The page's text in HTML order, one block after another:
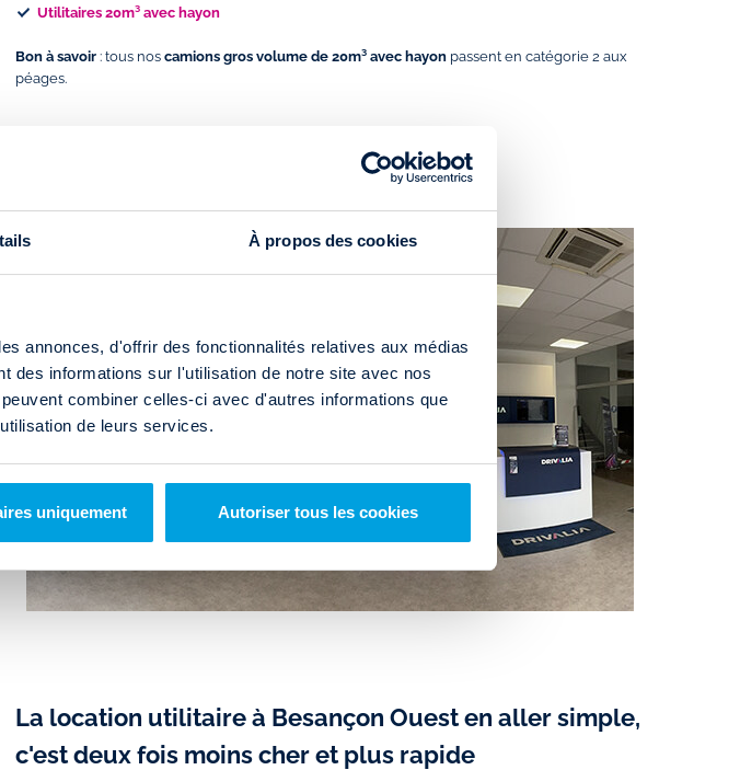
À propos des cookies
annonces, d'offrir des fonctionnalités relatives aux médias
des informations sur l'utilisation de notre site avec nos
combiner celles-ci avec d'autres informations que
de leurs services.
uniquement Autoriser tous les cookies
Utilitaires 20m³ avec hayon
Bon à savoir : tous nos camions gros volume de 20m³ avec hayon passent en catégorie 2 aux
péages.
La location utilitaire à Besançon Ouest en aller simple,
c'est deux fois moins cher et plus rapide